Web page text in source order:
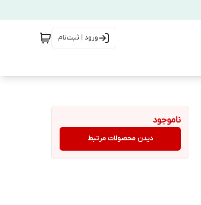
ورود | ثبت‌نام
ناموجود
دیدن محصولات مرتبط